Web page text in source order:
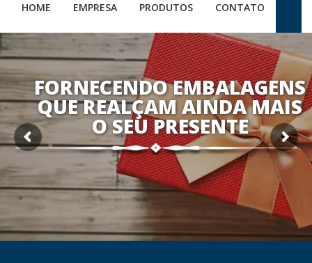
HOME EMPRESA PRODUTOS CONTATO
FORNECENDO EMBALAGENS
QUE REALÇAM AINDA MAIS
O SEU PRESENTE